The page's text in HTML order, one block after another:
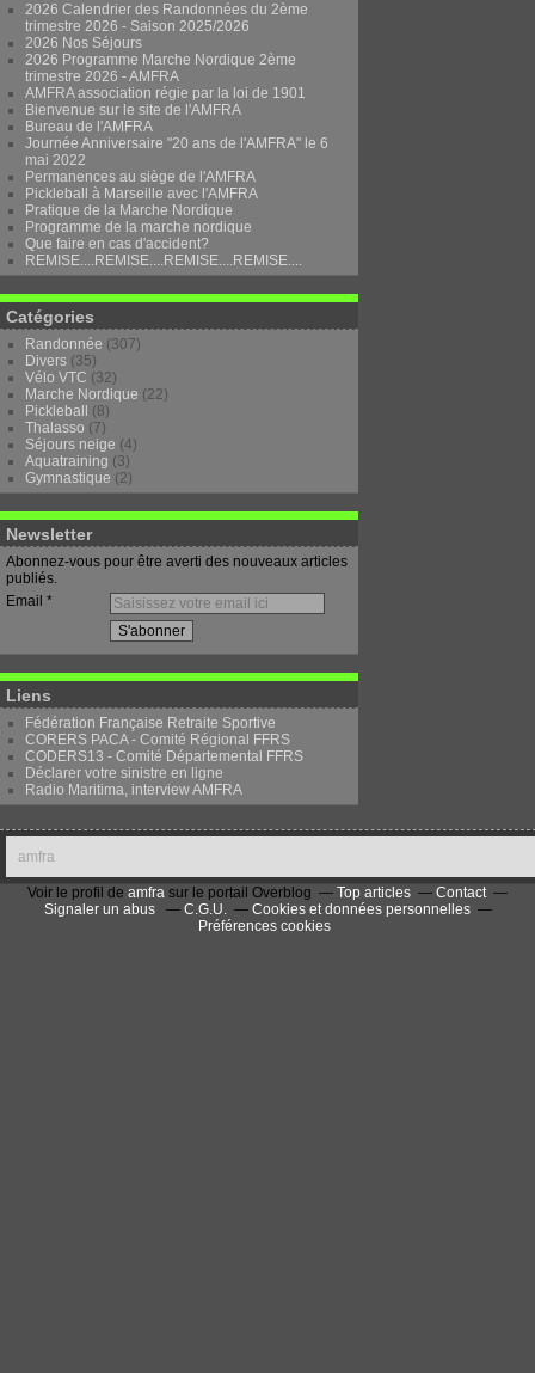
2026 Calendrier des Randonnées du 2ème
trimestre 2026 - Saison 2025/2026
2026 Nos Séjours
2026 Programme Marche Nordique 2ème
trimestre 2026 - AMFRA
AMFRA association régie par la loi de 1901
Bienvenue sur le site de l'AMFRA
Bureau de l'AMFRA
Journée Anniversaire "20 ans de l'AMFRA" le 6
mai 2022
Permanences au siège de l'AMFRA
Pickleball à Marseille avec l'AMFRA
Pratique de la Marche Nordique
Programme de la marche nordique
Que faire en cas d'accident?
REMISE....REMISE....REMISE....REMISE....
Catégories
Randonnée (307)
Divers (35)
Vélo VTC (32)
Marche Nordique (22)
Pickleball
(8)
Thalasso (7)
Séjours neige (4)
Aquatraining (3)
Gymnastique (2)
Newsletter
Abonnez-vous pour être averti des nouveaux articles
publiés.
Email
Liens
Fédération Française Retraite Sportive
CORERS PACA - Comité Régional FFRS
CODERS13 - Comité Départemental FFRS
Déclarer votre sinistre en ligne
Radio Maritima, interview AMFRA
amfra
Voir le profil de amfra sur le portail Overblog Top articles
Contact
Signaler un abus
C.G.U.
Cookies et données personnelles
Préférences cookies